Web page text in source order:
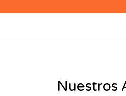
Nuestros